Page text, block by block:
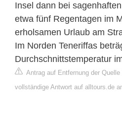
Insel dann bei
etwa fünf Regentagen im
erholsamen Urlaub am
Im Norden Teneriffas
Durchschnittstemperatur
Antrag auf Entfernung der Quelle
vollständige Antwort auf alltours.de